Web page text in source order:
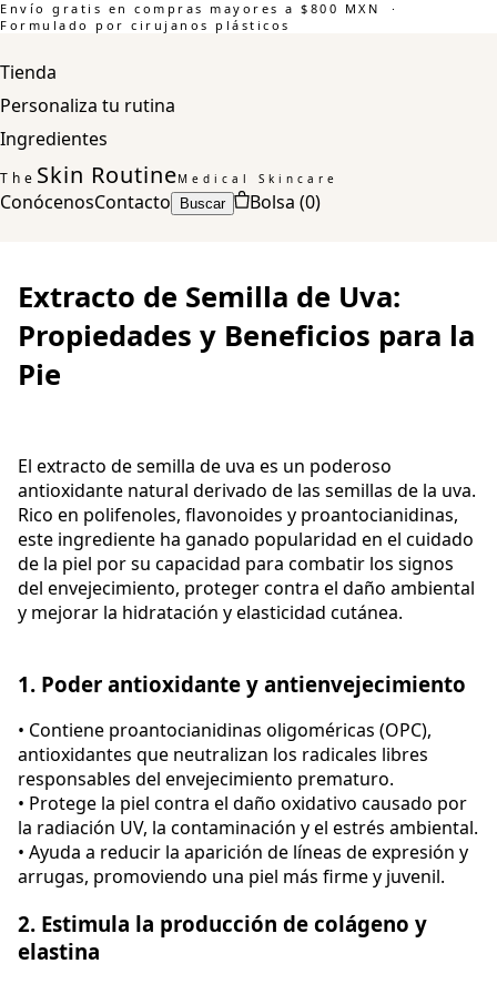
Envío gratis en compras mayores a $800 MXN ·
Formulado por cirujanos plásticos
Tienda
Personaliza tu rutina
Ingredientes
The Skin RoutineMedical Skincare
ConócenosContacto Buscar Bolsa (0)
Extracto de Semilla de Uva:
Propiedades y Beneficios para la
Pie
El extracto de semilla de uva es un poderoso
antioxidante natural derivado de las semillas de la uva.
Rico en polifenoles, flavonoides y proantocianidinas,
este ingrediente ha ganado popularidad en el cuidado
de la piel por su capacidad para combatir los signos
del envejecimiento, proteger contra el daño ambiental
y mejorar la hidratación y elasticidad cutánea.
1. Poder antioxidante y antienvejecimiento
• Contiene proantocianidinas oligoméricas (OPC),
antioxidantes que neutralizan los radicales libres
responsables del envejecimiento prematuro.
• Protege la piel contra el daño oxidativo causado por
la radiación UV, la contaminación y el estrés ambiental.
• Ayuda a reducir la aparición de líneas de expresión y
arrugas, promoviendo una piel más firme y juvenil.
2. Estimula la producción de colágeno y
elastina